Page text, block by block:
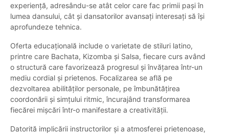
experiență, adresându-se atât celor care fac primii pași în
lumea dansului, cât și dansatorilor avansați interesați să își
aprofundeze tehnica.
Oferta educațională include o varietate de stiluri latino,
printre care Bachata, Kizomba și Salsa, fiecare curs având
o structură care favorizează progresul și învățarea într-un
mediu cordial și prietenos. Focalizarea se află pe
dezvoltarea abilităților personale, pe îmbunătățirea
coordonării și simțului ritmic, încurajând transformarea
fiecărei mișcări într-o manifestare a creativității.
Datorită implicării instructorilor și a atmosferei prietenoase,